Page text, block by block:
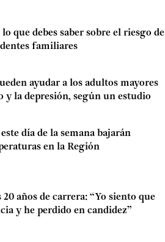
que debes saber sobre el riesgo de
familiares
ayudar a los adultos mayores
la depresión, según un estudio
día de la semana bajarán
en la Región
años de carrera: “Yo siento que
y he perdido en candidez”